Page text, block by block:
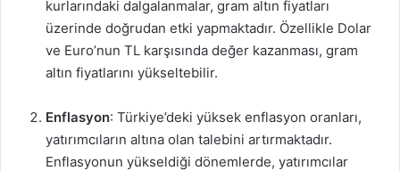
kurlarındaki dalgalanmalar, gram altın fiyatları
üzerinde doğrudan etki yapmaktadır. Özellikle Dolar
ve Euro’nun TL karşısında değer kazanması, gram
altın fiyatlarını yükseltebilir.
Enflasyon: Türkiye’deki yüksek enflasyon oranları,
yatırımcıların altına olan talebini artırmaktadır.
Enflasyonun yükseldiği dönemlerde, yatırımcılar